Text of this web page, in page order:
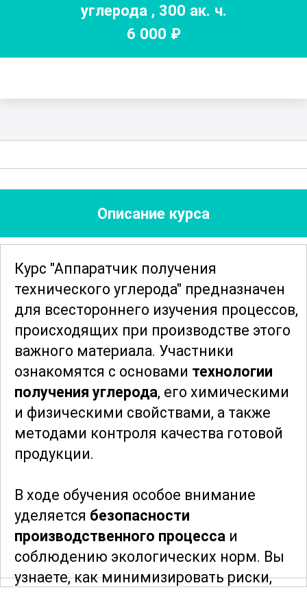
углерода , 300 ак. ч.
6 000 ₽
Описание курса
Курс "Аппаратчик получения
технического углерода" предназначен
для всестороннего изучения процессов,
происходящих при производстве этого
важного материала. Участники
ознакомятся с основами технологии
получения углерода, его химическими
и физическими свойствами, а также
методами контроля качества готовой
продукции.
В ходе обучения особое внимание
уделяется безопасности
производственного процесса и
соблюдению экологических норм. Вы
узнаете, как минимизировать риски,